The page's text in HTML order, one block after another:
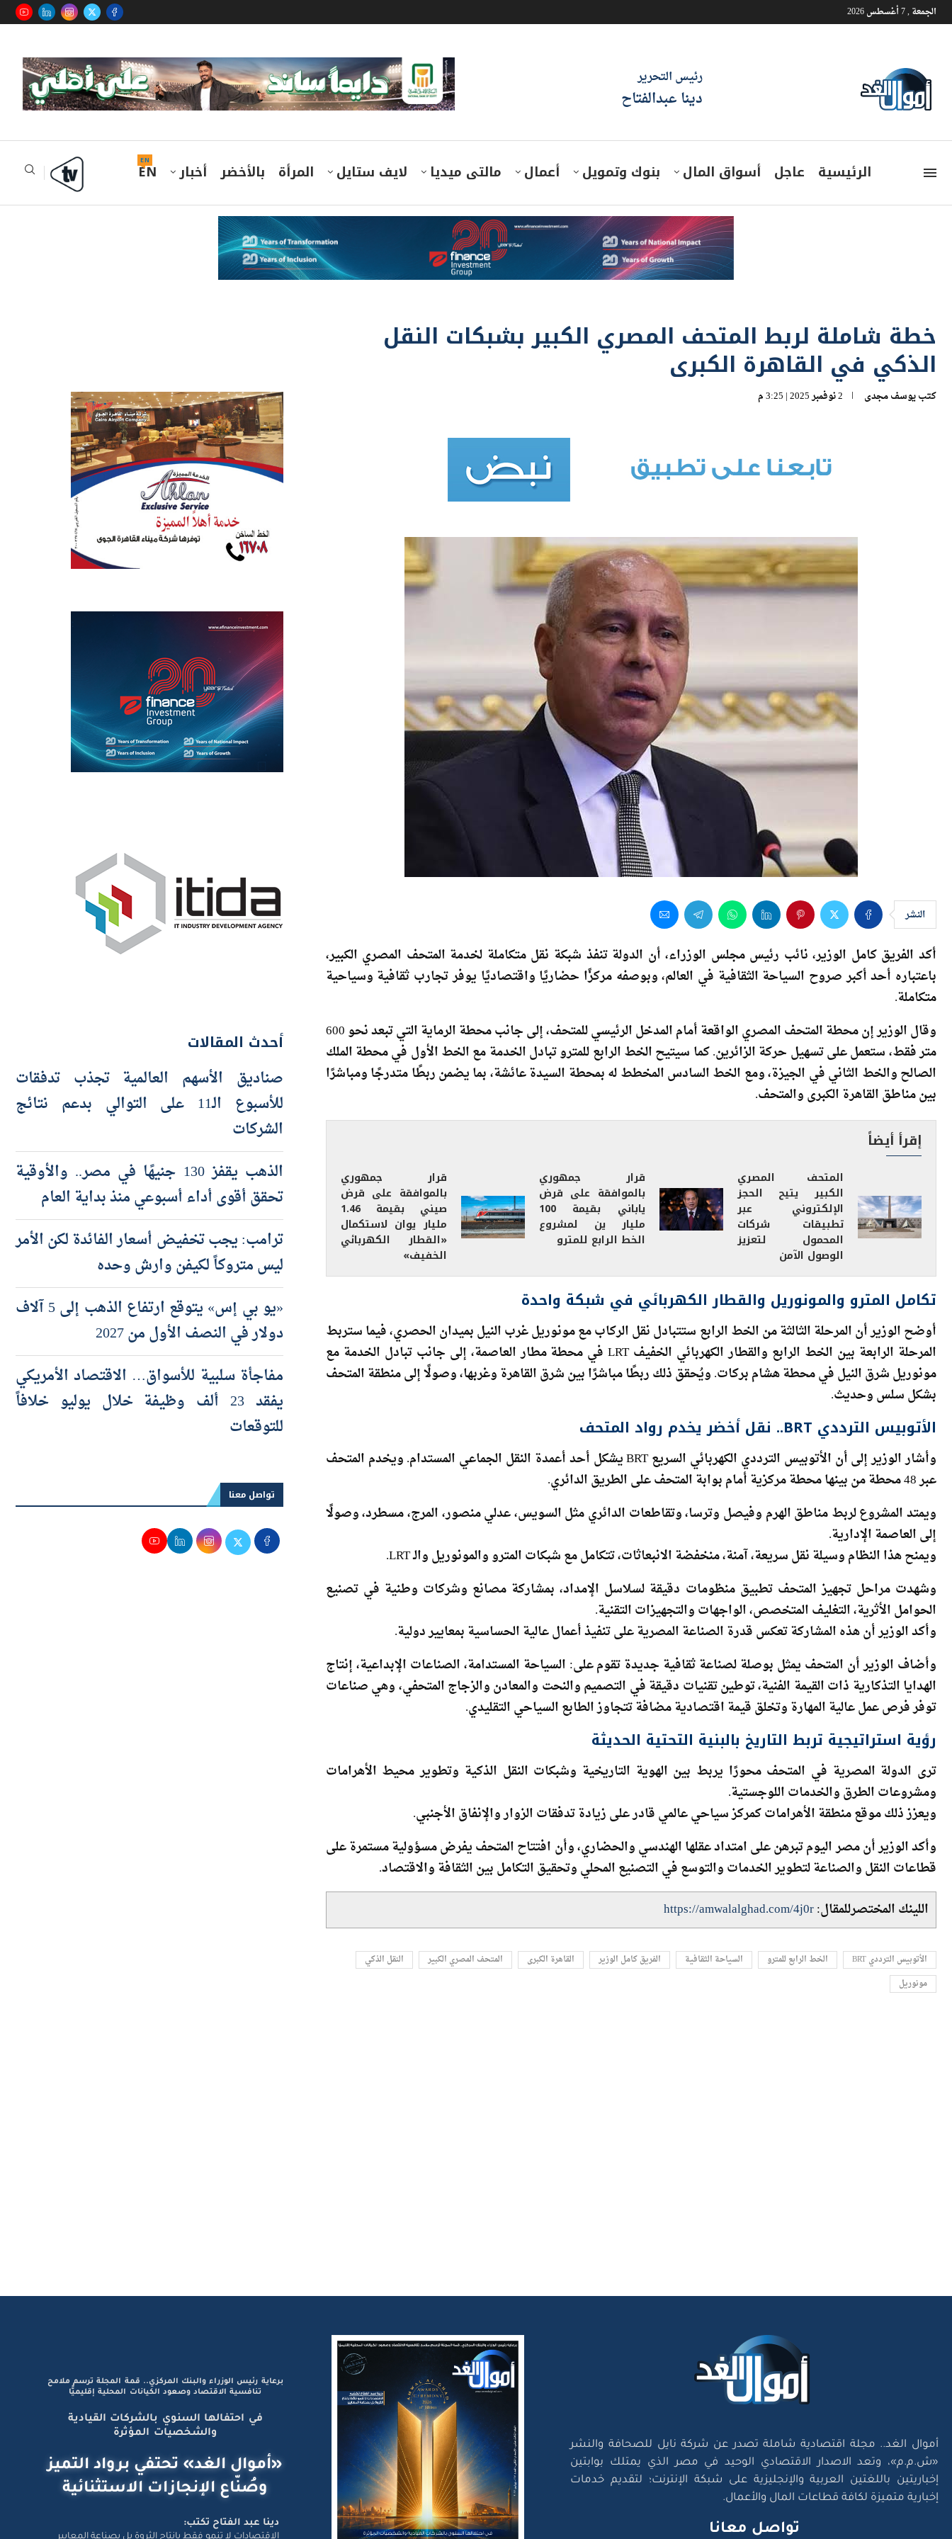
الجمعة , 7 أغسطس 2026
رئيس التحرير
دينا عبدالفتاح
EN
EN
خطة شاملة لربط المتحف المصري الكبير بشبكات النقل
الذكي في القاهرة الكبرى
كتبيوسف مجدى 2 نوفمبر 2025 | 3:25 م
أكد الفريق كامل الوزير، نائب رئيس مجلس الوزراء، أن الدولة تنفذ شبكة نقل متكاملة لخدمة المتحف المصري الكبير،
باعتباره أحد أكبر صروح السياحة الثقافية في العالم، وبوصفه مركزًا حضاريًا واقتصاديًا يوفر تجارب ثقافية وسياحية
متكاملة.
متر فقط، ستعمل على تسهيل حركة الزائرين. كما سيتيح الخط الرابع للمترو تبادل الخدمة مع الخط الأول في محطة الملك
الصالح والخط الثاني في الجيزة، ومع الخط السادس المخطط له بمحطة السيدة عائشة، بما يضمن ربطًا متدرجًا ومباشرًا
بين مناطق القاهرة الكبرى والمتحف.
إقرأ أيضاً
الكبير يتيح الحجز
الإلكتروني عبر
تطبيقات شركات
المحمول لتعزيز
الوصول الآمن
بالموافقة على قرض
ياباني بقيمة 100
مليار ين لمشروع
الخط الرابع للمترو
بالموافقة على قرض
صيني بقيمة 1.46
مليار يوان لاستكمال
«القطار الكهربائي
الخفيف»
تكامل المترو والمونوريل والقطار الكهربائي في شبكة واحدة
أوضح الوزير أن المرحلة الثالثة من الخط الرابع ستتبادل نقل الركاب مع مونوريل غرب النيل بميدان الحصري، فيما ستربط
المرحلة الرابعة بين الخط الرابع والقطار الكهربائي الخفيف LRT في محطة مطار العاصمة، إلى جانب تبادل الخدمة مع
مونوريل شرق النيل في محطة هشام بركات. ويُحقق ذلك ربطًا مباشرًا بين شرق القاهرة وغربها، وصولًا إلى منطقة المتحف
بشكل سلس وحديث.
الأتوبيس الترددي BRT.. نقل أخضر يخدم رواد المتحف
وأشار الوزير إلى أن الأتوبيس الترددي الكهربائي السريع BRT يشكل أحد أعمدة النقل الجماعي المستدام. ويخدم المتحف
عبر 48 محطة من بينها محطة مركزية أمام بوابة المتحف على الطريق الدائري.
ويمتد المشروع لربط مناطق الهرم وفيصل وترسا، وتقاطعات الدائري مثل السويس، عدلي منصور، المرج، مسطرد، وصولًا
إلى العاصمة الإدارية.
ويمنح هذا النظام وسيلة نقل سريعة، آمنة، منخفضة الانبعاثات، تتكامل مع شبكات المترو والمونوريل والـ LRT.
وشهدت مراحل تجهيز المتحف تطبيق منظومات دقيقة لسلاسل الإمداد، بمشاركة مصانع وشركات وطنية في تصنيع
الحوامل الأثرية، التغليف المتخصص، الواجهات والتجهيزات التقنية.
وأكد الوزير أن هذه المشاركة تعكس قدرة الصناعة المصرية على تنفيذ أعمال عالية الحساسية بمعايير دولية.
وأضاف الوزير أن المتحف يمثل بوصلة لصناعة ثقافية جديدة تقوم على: السياحة المستدامة، الصناعات الإبداعية، إنتاج
الهدايا التذكارية ذات القيمة الفنية، توطين تقنيات دقيقة في التصميم والنحت والمعادن والزجاج المتحفي، وهي صناعات
توفر فرص عمل عالية المهارة وتخلق قيمة اقتصادية مضافة تتجاوز الطابع السياحي التقليدي.
رؤية استراتيجية تربط التاريخ بالبنية التحتية الحديثة
ترى الدولة المصرية في المتحف محورًا يربط بين الهوية التاريخية وشبكات النقل الذكية وتطوير محيط الأهرامات
ومشروعات الطرق والخدمات اللوجستية.
ويعزز ذلك موقع منطقة الأهرامات كمركز سياحي عالمي قادر على زيادة تدفقات الزوار والإنفاق الأجنبي.
وأكد الوزير أن مصر اليوم تبرهن على امتداد عقلها الهندسي والحضاري، وأن افتتاح المتحف يفرض مسؤولية مستمرة على
قطاعات النقل والصناعة لتطوير الخدمات والتوسع في التصنيع المحلي وتحقيق التكامل بين الثقافة والاقتصاد.
اللينك المختصرللمقال:https://amwalalghad.com/4j0r
مونوريل
للأسبوع الـ11 على التوالي بدعم نتائج
الشركات
الذهب يقفز 130 جنيهًا في مصر.. والأوقية
تحقق أقوى أداء أسبوعي منذ بداية العام
ترامب: يجب تخفيض أسعار الفائدة لكن الأمر
ليس متروكاً لكيفن وارش وحده
«يو بي إس» يتوقع ارتفاع الذهب إلى 5 آلاف
دولار في النصف الأول من 2027
مفاجأة سلبية للأسواق… الاقتصاد الأمريكي
يفقد 23 ألف وظيفة خلال يوليو خلافاً
للتوقعات
«ش.م.م»، وتعد الاصدار الاقتصادي الوحيد في مصر الذي يمتلك بوابتين
إخباريتين باللغتين العربية والإنجليزية على شبكة الإنترنت؛ لتقديم خدمات
إخبارية متميزة لكافة قطاعات المال والأعمال.
في احتفالها السنوي بالشركات القيادية
والشخصيات المؤثرة
وصُنّاع الإنجازات الاستثنائية
الاقتصادات لا تنمو فقط بإنتاج الثروة بل بصناعة المعايير